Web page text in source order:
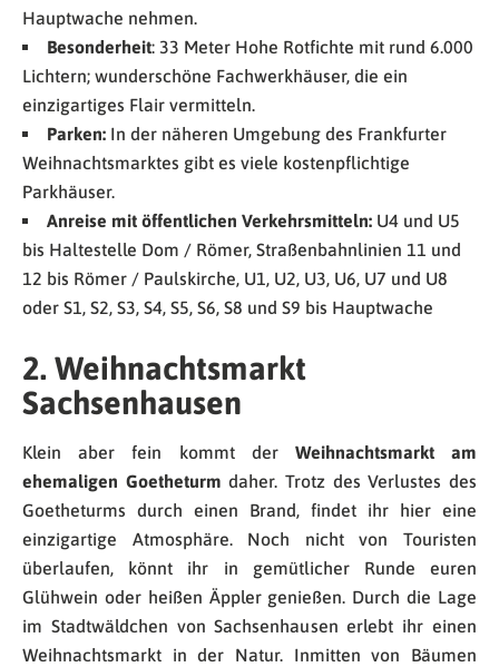
Hauptwache nehmen.
Besonderheit: 33 Meter Hohe Rotfichte mit rund 6.000
Lichtern; wunderschöne Fachwerkhäuser, die ein
einzigartiges Flair vermitteln.
Parken: In der näheren Umgebung des Frankfurter
Weihnachtsmarktes gibt es viele kostenpflichtige
Parkhäuser.
Anreise mit öffentlichen Verkehrsmitteln: U4 und U5
bis Haltestelle Dom / Römer, Straßenbahnlinien 11 und
12 bis Römer / Paulskirche, U1, U2, U3, U6, U7 und U8
oder S1, S2, S3, S4, S5, S6, S8 und S9 bis Hauptwache
2. Weihnachtsmarkt
Sachsenhausen
Klein aber fein kommt der Weihnachtsmarkt am
ehemaligen Goetheturm daher. Trotz des Verlustes des
Goetheturms durch einen Brand, findet ihr hier eine
einzigartige Atmosphäre. Noch nicht von Touristen
überlaufen, könnt ihr in gemütlicher Runde euren
Glühwein oder heißen Äppler genießen. Durch die Lage
im Stadtwäldchen von Sachsenhausen erlebt ihr einen
Weihnachtsmarkt in der Natur. Inmitten von Bäumen